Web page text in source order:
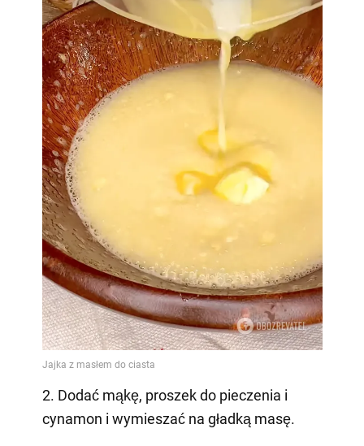
2. Dodać mąkę, proszek do pieczenia i
cynamon i wymieszać na gładką masę.